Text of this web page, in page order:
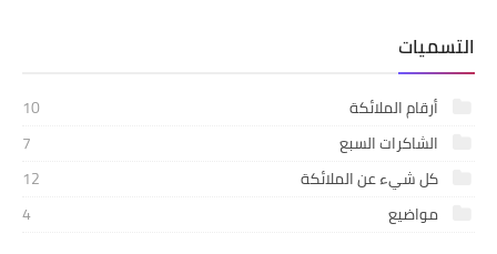
التسميات
أرقام الملائكة
10
الشاكرات السبع
7
كل شيء عن الملائكة
12
مواضيع
4